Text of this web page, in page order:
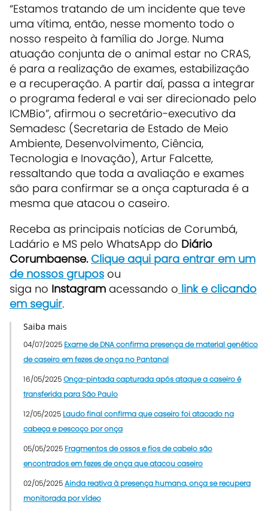
“Estamos tratando de um incidente que teve
uma vítima, então, nesse momento todo o
nosso respeito à família do Jorge. Numa
atuação conjunta de o animal estar no CRAS,
é para a realização de exames, estabilização
e a recuperação. A partir daí, passa a integrar
o programa federal e vai ser direcionado pelo
ICMBio”, afirmou o secretário-executivo da
Semadesc (Secretaria de Estado de Meio
Ambiente, Desenvolvimento, Ciência,
Tecnologia e Inovação), Artur Falcette,
ressaltando que toda a avaliação e exames
são para confirmar se a onça capturada é a
mesma que atacou o caseiro.
Receba as principais notícias de Corumbá,
Ladário e MS pelo WhatsApp do Diário
Corumbaense.Clique aqui para entrar em um
de nossos grupos ou
siga no Instagram acessando o link e clicando
em seguir.
Saiba mais
04/07/2025 Exame de DNA confirma presença de material genético
de caseiro em fezes de onça no Pantanal
16/05/2025Onça-pintada capturada após ataque a caseiro é
transferida para São Paulo
12/05/2025 Laudo final confirma que caseiro foi atacado na
cabeça e pescoço por onça
05/05/2025 Fragmentos de ossos e fios de cabelo são
encontrados em fezes de onça que atacou caseiro
02/05/2025Ainda reativa à presença humana, onça se recupera
monitorada por vídeo